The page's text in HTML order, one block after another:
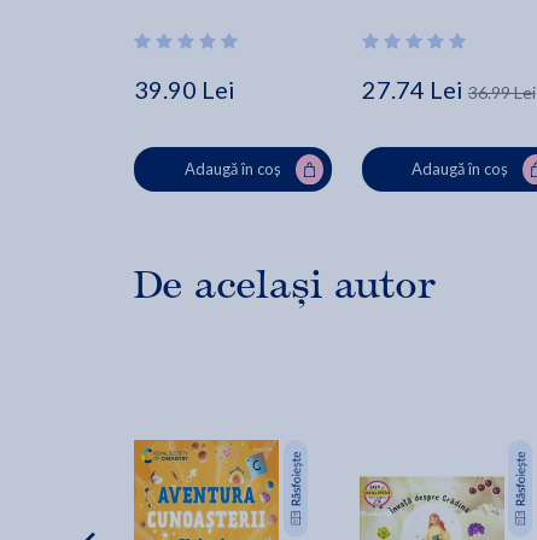
39.90 Lei
Adaugă în coș
27.74 Lei 36.99 Lei
Adaugă în coș
De același autor